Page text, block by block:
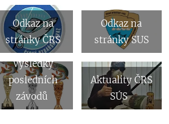
Odkaz na
stránky ČRS
Odkaz na
stránky SUS
Výsledky
posledních
závodů
Aktuality ČRS
SÚS